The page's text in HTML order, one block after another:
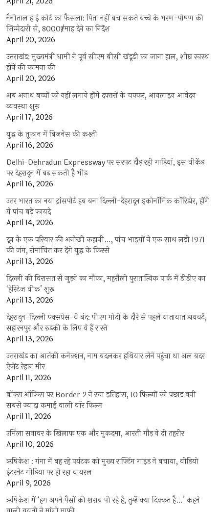
नैनीताल हाई कोर्ट का फैसला: पिता नहीं बच सकते बच्चे के भरण-पोषण की
जिम्मेदारी से, 8000₹/माह देने का निर्देश
April 20, 2026
उत्तराखंड: मुख्यमंत्री धामी ने पूर्व सीएम बीसी खंडूड़ी का जाना हाल, शीघ्र स्वस्थ
होने की कामना की
April 20, 2026
अब अनाथ बच्चों को नहीं लगाने होंगे दफ्तरों के चक्कर, आनलाइन आवेदन
व्यवस्था शुरू
April 17, 2026
युद्ध के तूफान में बिजनेस की कश्ती
April 16, 2026
Delhi-Dehradun Expressway पर सरपट दौड़ रही गाड़ियां, इस वीकेंड
पर देहरादून में बढ़ सकती है भीड़
April 16, 2026
उत्तर भारत का नया ट्रांसपोर्ट हब बना दिल्ली-देहरादून इकोनॉमिक कॉरिडोर, होंगे
ये पांच बड़े फायदे
April 14, 2026
दून के एक परिवार की अनोखी कहानी…, पांच भाइयों ने एक साथ लड़ी 1971
की जंग, रोमांचित कर देंगे युद्ध के किस्से
April 13, 2026
दिल्ली की विरासत से जुड़ने का मौका, महरौली पुरातात्विक पार्क में डीडीए का
‘हेरिटेज वीक’ शुरू
April 13, 2026
देहरादून-दिल्ली एक्सप्रेस-वे बंद: पीएम मोदी के दौरे से पहले यातायात डायवर्ट,
सहारनपुर और रुड़की के लिए ये हैं रास्ते
April 13, 2026
उत्तराखंड का आतंकी कनेक्शन, नाम बदलकर हथियार लेने पहुंचा था अल बदर
ऐजेंट रेहान मीर
April 11, 2026
बॉक्स ऑफिस पर Border 2 ने रचा इतिहास, 10 फिल्मों को पछाड़ बनी
सबसे ज्यादा कमाई वाली वॉर फिल्म
April 11, 2026
उर्मिला सनावर के खिलाफ एक और मुकदमा, आरती गौड़ ने दी तहरीर
April 10, 2026
ऋषिकेश : गंगा में बह रहे पर्यटक को मुख्य राफ्टिंग गाइड ने बचाया, वीडियो
इंटरनेट मीडिया पर हो रहा वायरल
April 9, 2026
ऋषिकेश में ‘हम अपने पैसों की शराब पी रहे हैं, तुम्हें क्या दिक्कत है…’ कहने